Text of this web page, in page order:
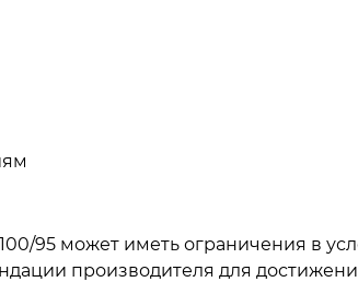
95 может иметь ограничения в
производителя для